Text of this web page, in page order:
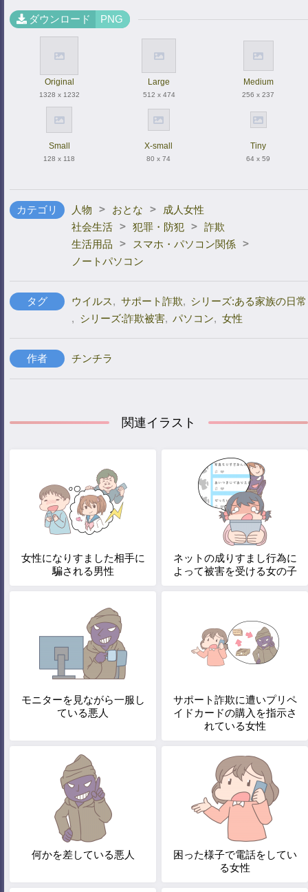
ダウンロード PNG
Original
1328 x 1232
Large
512 x 474
Medium
256 x 237
Small
128 x 118
X-small
80 x 74
Tiny
64 x 59
カテゴリ 人物 > おとな >
成人女性
社会生活 > 犯罪・防犯 > 詐欺
生活用品
> スマホ・パソコン関係 >
ノートパソコン
タグ ウイルス, サポート詐欺, シリーズ:ある家族の日常
, シリーズ:詐欺被害, パソコン, 女性
作者 チンチラ
関連イラスト
女性になりすました相手に
騙される男性
ネットの成りすまし行為に
よって被害を受ける女の子
モニターを見ながら一服し
ている悪人
サポート詐欺に遭いプリペ
イドカードの購入を指示さ
れている女性
何かを差している悪人
困った様子で電話をしてい
る女性